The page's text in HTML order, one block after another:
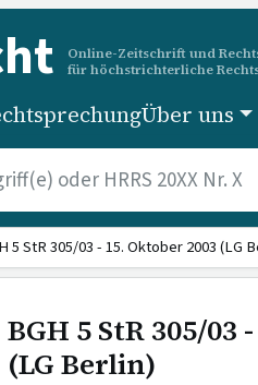
Online-Zeitschrift und
für höchstrichterliche
Über uns
5 StR 305/03 - 15. Oktober 2003 (LG
BGH 5 StR 305/
(LG Berlin)